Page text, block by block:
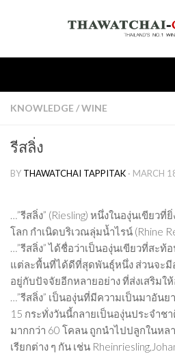
Home
Wine
Old World
Knowledge
Tasting Note
Wine & Food
Spirit
Beer
Cocktail
KNOWLEDGE /WINE
รีสลิ่ง
BY THAWATCHAI TAPPITAK · MARCH
…”รีสลิ่ง” (Riesling) หนึ่งในองุ่นเขียว
โลก กำเนิดบริเวณลุ่มน้ำไรน์ (Rhine
…”รีสลิ่ง” ได้ชื่อว่าเป็นองุ่นเขียวที่สะท้
แต่ละพื้นที่ได้ดีที่สุดพันธุ์หนึ่ง ส่วนจะมี
อยู่กับปัจจัยอีกหลายอย่าง ที่ส่งเสริมใ
…”รีสลิ่ง” เป็นองุ่นที่มีความเป็นมาอัน
15 กระทั่งวันนี้กลายเป็นองุ่นประจำช
มากกว่า 60 โคลน ถูกนำไปปลูกในหล
เรียกต่าง ๆ กัน เช่น